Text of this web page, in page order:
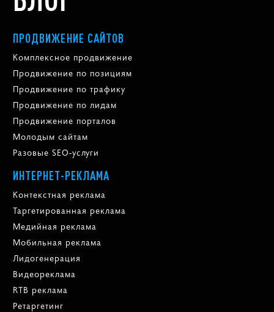
ПРОДВИЖЕНИЕ САЙТОВ
Комплексное продвижение
Продвижение по позициям
Продвижение по трафику
Продвижение по лидам
Продвижение порталов
Молодым сайтам
Разовые SEO-услуги
ИНТЕРНЕТ-РЕКЛАМА
Контекстная реклама
Таргетированная реклама
Медийная реклама
Мобильная реклама
Лидогенерация
Видеореклама
RTB реклама
Ретаргетинг